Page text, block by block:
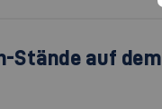
Stände auf dem